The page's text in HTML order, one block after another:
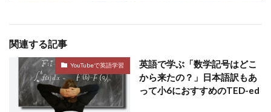
関連する記事
YouTubeで英語学習
英語で学ぶ「数学記号はどこ
から来たの？」日本語訳もあ
って小6におすすめのTED-ed